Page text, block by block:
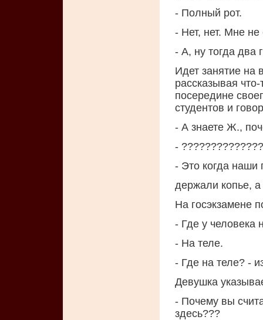
- Полный рот.
- Нет, нет. Мне
- А, ну тогда два
Идет занятие
рассказывая
посередине
студентов и
- А знаете Ж.,
-
- Это когда наши
держали копье,
На госэкзамене
- Где у человека
- На теле.
- Где на теле? -
Девушка
- Почему вы
здесь???